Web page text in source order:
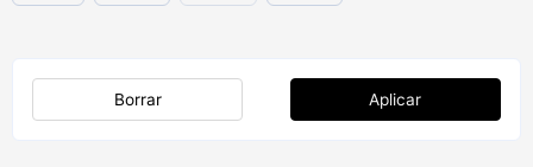
Aplicar
Borrar